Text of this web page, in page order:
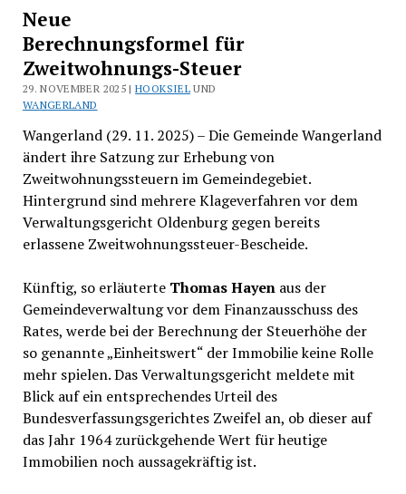
Neue
Berechnungsformel für
Zweitwohnungs-Steuer
29. NOVEMBER 2025 |HOOKSIELUND
WANGERLAND
Wangerland (29. 11. 2025) – Die Gemeinde Wangerland
ändert ihre Satzung zur Erhebung von
Zweitwohnungssteuern im Gemeindegebiet.
Hintergrund sind mehrere Klageverfahren vor dem
Verwaltungsgericht Oldenburg gegen bereits
erlassene Zweitwohnungssteuer-Bescheide.
Künftig, so erläuterte Thomas Hayenaus der
Gemeindeverwaltung vor dem Finanzausschuss des
Rates, werde bei der Berechnung der Steuerhöhe der
so genannte „Einheitswert“ der Immobilie keine Rolle
mehr spielen. Das Verwaltungsgericht meldete mit
Blick auf ein entsprechendes Urteil des
Bundesverfassungsgerichtes Zweifel an, ob dieser auf
das Jahr 1964 zurückgehende Wert für heutige
Immobilien noch aussagekräftig ist.